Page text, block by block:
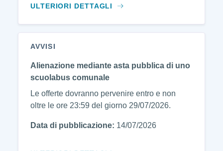
ULTERIORI DETTAGLI
AVVISI
Alienazione mediante asta pubblica di uno
scuolabus comunale
Le offerte dovranno pervenire entro e non
oltre le ore 23:59 del giorno 29/07/2026.
Data di pubblicazione: 14/07/2026